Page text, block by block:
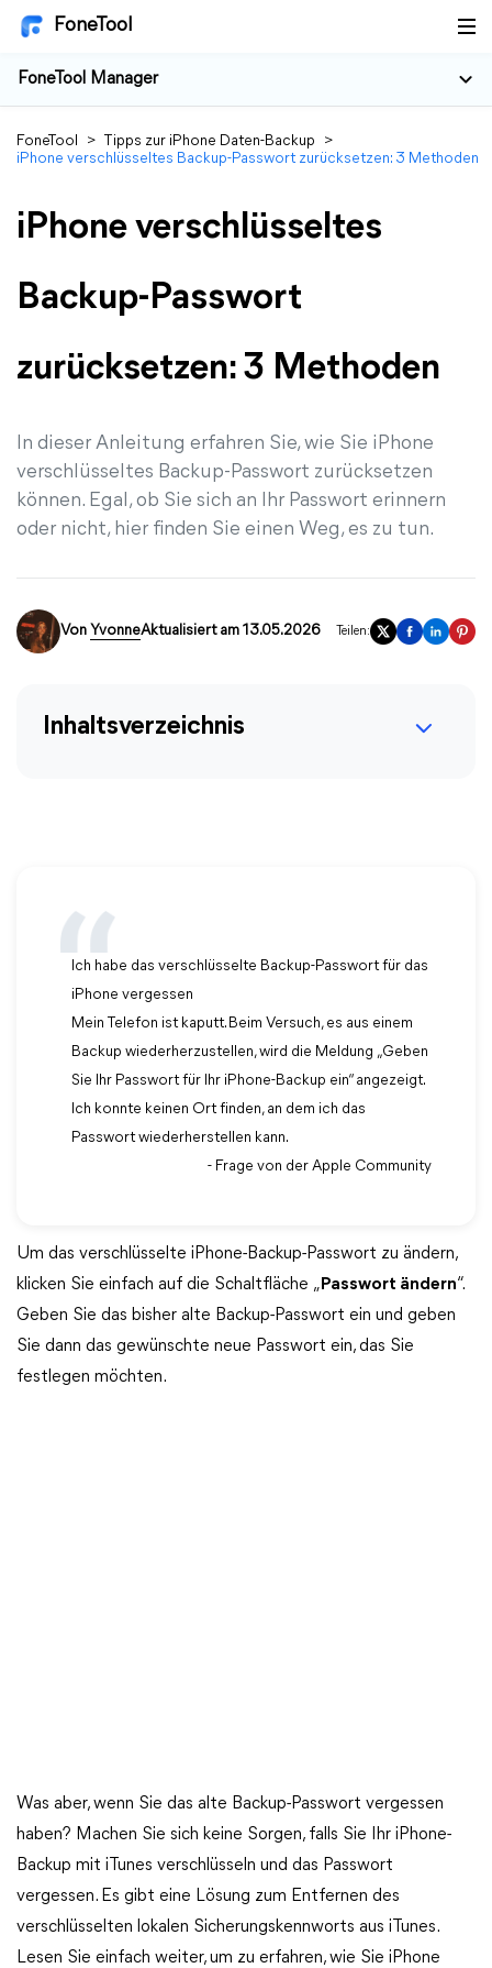
FoneTool
FoneTool Manager
FoneTool > Tipps zur iPhone Daten-Backup
>
iPhone verschlüsseltes Backup-Passwort zurücksetzen: 3 Methoden
iPhone verschlüsseltes
Backup-Passwort
zurücksetzen: 3 Methoden
In dieser Anleitung erfahren Sie, wie Sie iPhone
verschlüsseltes Backup-Passwort zurücksetzen
können. Egal, ob Sie sich an Ihr Passwort erinnern
oder nicht, hier finden Sie einen Weg, es zu tun.
Von YvonneAktualisiert am 13.05.2026 Teilen:
Inhaltsverzeichnis
Ich habe das verschlüsselte Backup-Passwort für das
iPhone vergessen
Mein Telefon ist kaputt. Beim Versuch, es aus einem
Backup wiederherzustellen, wird die Meldung „Geben
Sie Ihr Passwort für Ihr iPhone-Backup ein“ angezeigt.
Ich konnte keinen Ort finden, an dem ich das
Passwort wiederherstellen kann.
- Frage von der Apple Community
Um das verschlüsselte iPhone-Backup-Passwort zu ändern,
klicken Sie einfach auf die Schaltfläche „ Passwort ändern“.
Geben Sie das bisher alte Backup-Passwort ein und geben
Sie dann das gewünschte neue Passwort ein, das Sie
festlegen möchten.
Was aber, wenn Sie das alte Backup-Passwort vergessen
haben? Machen Sie sich keine Sorgen, falls Sie Ihr iPhone-
Backup mit iTunes verschlüsseln und das Passwort
vergessen. Es gibt eine Lösung zum Entfernen des
verschlüsselten lokalen Sicherungskennworts aus iTunes.
Lesen Sie einfach weiter, um zu erfahren, wie Sie iPhone